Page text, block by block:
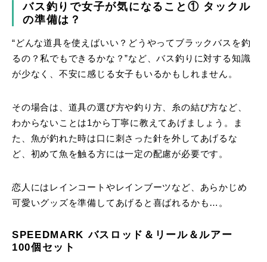
バス釣りで女子が気になること① タックル
の準備は？
“どんな道具を使えばいい？どうやってブラックバスを釣
るの？私でもできるかな？”など、バス釣りに対する知識
が少なく、不安に感じる女子もいるかもしれません。
その場合は、道具の選び方や釣り方、糸の結び方など、
わからないことは1から丁寧に教えてあげましょう。ま
た、魚が釣れた時は口に刺さった針を外してあげるな
ど、初めて魚を触る方には一定の配慮が必要です。
恋人にはレインコートやレインブーツなど、あらかじめ
可愛いグッズを準備してあげると喜ばれるかも…。
SPEEDMARK バスロッド＆リール＆ルアー
100個セット